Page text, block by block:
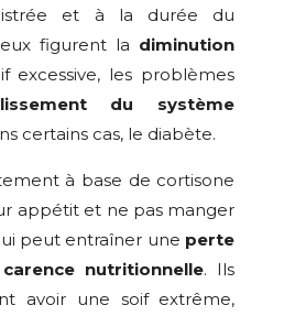
et à la durée du
figurent la diminution
excessive, les problèmes
du système
certains cas, le diabète.
à base de cortisone
appétit et ne pas manger
peut entraîner une perte
carence nutritionnelle. Ils
avoir une soif extrême,